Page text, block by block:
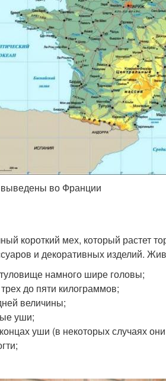
выведены во Франции
короткий мех, который растет
и декоративных изделий.
намного шире головы;
до пяти килограммов;
величины;
уши;
уши (в некоторых случаях